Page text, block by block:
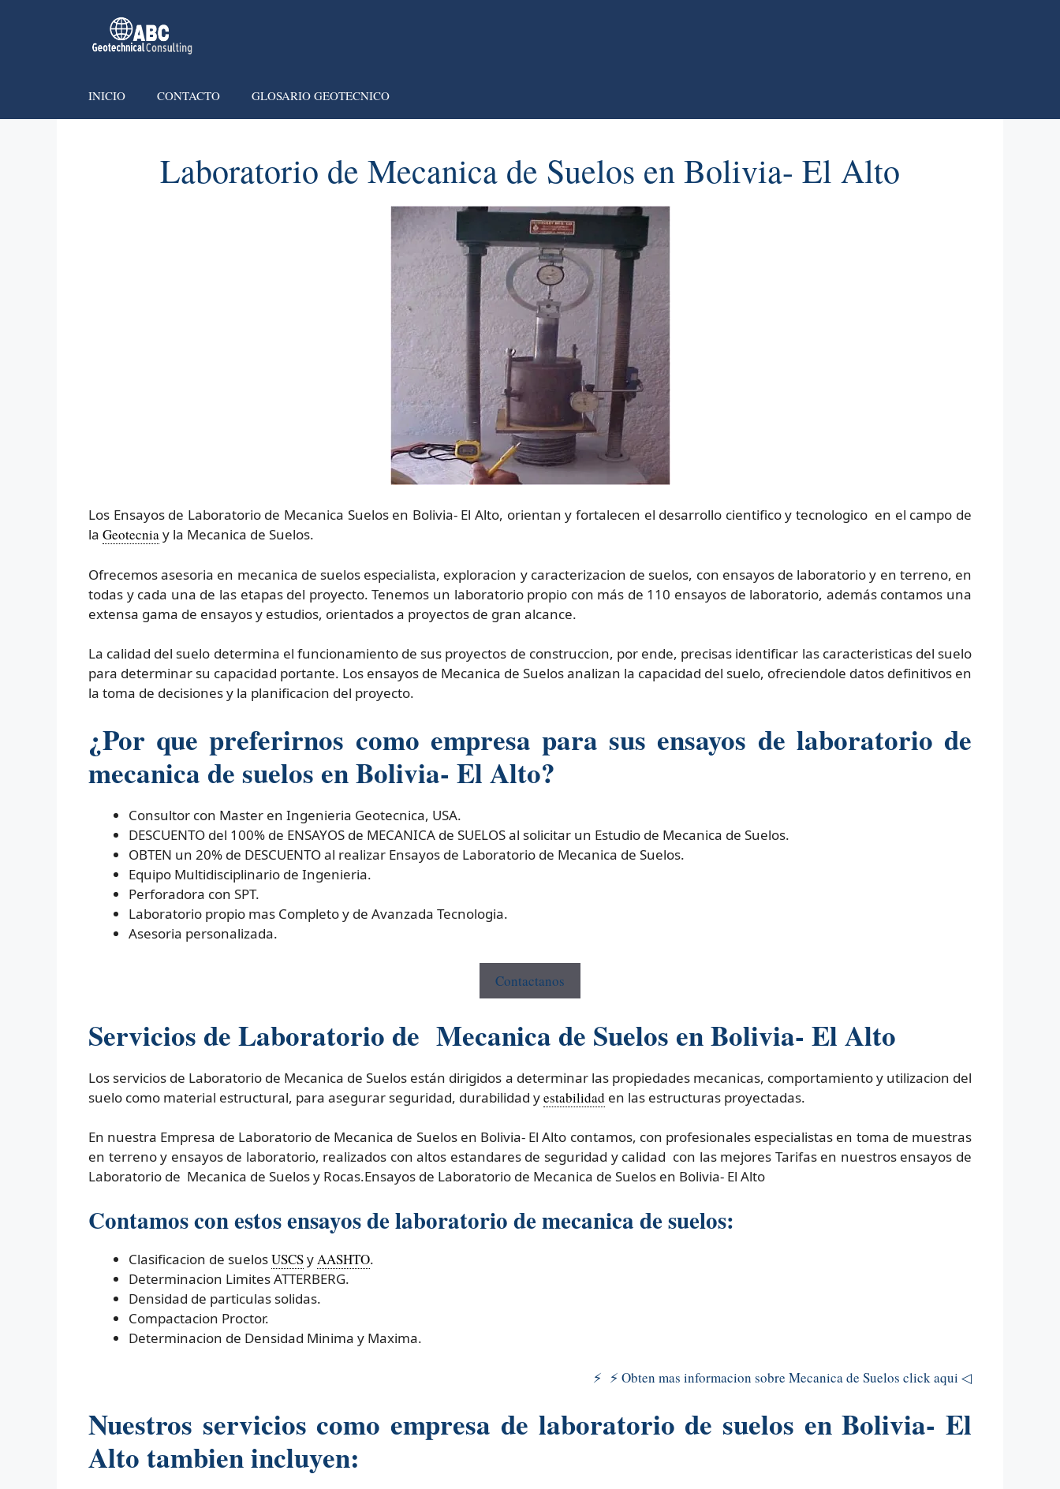
INICIO CONTACTO GLOSARIO GEOTECNICO
Laboratorio de Mecanica de Suelos en Bolivia- El Alto
Los Ensayos de Laboratorio de Mecanica Suelos en Bolivia- El Alto, orientan y fortalecen el desarrollo cientifico y tecnologico en el campo de
la Geotecniay la Mecanica de Suelos.
Ofrecemos asesoria en mecanica de suelos especialista, exploracion y caracterizacion de suelos, con ensayos de laboratorio y en terreno, en
todas y cada una de las etapas del proyecto. Tenemos un laboratorio propio con más de 110 ensayos de laboratorio, además contamos una
extensa gama de ensayos y estudios, orientados a proyectos de gran alcance.
La calidad del suelo determina el funcionamiento de sus proyectos de construccion, por ende, precisas identificar las caracteristicas del suelo
para determinar su capacidad portante. Los ensayos de Mecanica de Suelos analizan la capacidad del suelo, ofreciendole datos definitivos en
la toma de decisiones y la planificacion del proyecto.
¿Por que preferirnos como empresa para sus ensayos de laboratorio de
mecanica de suelos en Bolivia- El Alto?
Consultor con Master en Ingenieria Geotecnica, USA.
DESCUENTO del 100% de ENSAYOS de MECANICA de SUELOS al solicitar un Estudio de Mecanica de Suelos.
OBTEN un 20% de DESCUENTO al realizar Ensayos de Laboratorio de Mecanica de Suelos.
Equipo Multidisciplinario de Ingenieria.
Perforadora con SPT.
Laboratorio propio mas Completo y de Avanzada Tecnologia.
Asesoria personalizada.
Contactanos
Servicios de Laboratorio de Mecanica de Suelos en Bolivia- El Alto
Los servicios de Laboratorio de Mecanica de Suelos están dirigidos a determinar las propiedades mecanicas, comportamiento y utilizacion del
suelo como material estructural, para asegurar seguridad, durabilidad yestabilidad en las estructuras proyectadas.
En nuestra Empresa de Laboratorio de Mecanica de Suelos en Bolivia- El Alto contamos, con profesionales especialistas en toma de muestras
en terreno y ensayos de laboratorio, realizados con altos estandares de seguridad y calidad con las mejores Tarifas en nuestros ensayos de
Laboratorio de Mecanica de Suelos y Rocas.Ensayos de Laboratorio de Mecanica de Suelos en Bolivia- El Alto
Contamos con estos ensayos de laboratorio de mecanica de suelos:
Clasificacion de suelosUSCSy AASHTO.
Determinacion Limites ATTERBERG.
Densidad de particulas solidas.
Compactacion Proctor.
Determinacion de Densidad Minima y Maxima.
⚡ ⚡ Obten mas informacion sobre Mecanica de Suelos click aqui ◁
Nuestros servicios como empresa de laboratorio de suelos en Bolivia- El
Alto tambien incluyen: